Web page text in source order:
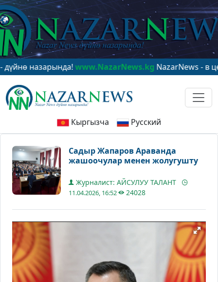
www.NazarNews.kgNazarNews - в центре
Кыргызча Русский
Садыр Жапаров Араванда
жашоочулар менен жолугушту
Журналист: АЙСУЛУУ ТАЛАНТ
11.04.2026, 16:52 24028